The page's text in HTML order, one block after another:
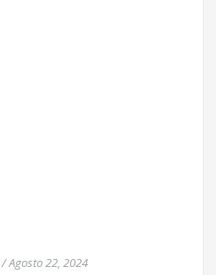
/Agosto 22, 2024